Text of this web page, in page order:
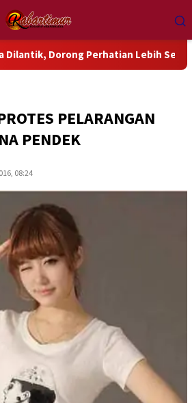
Perhatian Lebih Serius
PELARANGAN
PENDEK
08:24